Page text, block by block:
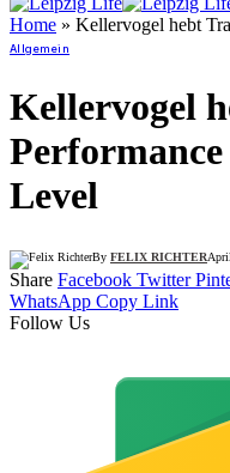
Home » Kellervogel hebt
Allgemein
Kellervogel
Level
By FELIX RICHTER
Share Facebook Twitter
WhatsApp Copy Link
Follow Us